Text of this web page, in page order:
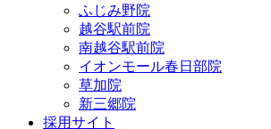
ふじみ野院
越谷駅前院
南越谷駅前院
イオンモール春日部院
草加院
新三郷院
採用サイト